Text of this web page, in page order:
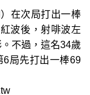
在次局打出一棒
波後，射啡波左
不過，這名34歲
6局先打出一棒69